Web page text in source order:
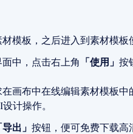
模板，之后进入到素材模板
中，点击右上角 「使用」 按
画布中在线编辑素材模板中
计操作。
导出」 按钮，便可免费下载高